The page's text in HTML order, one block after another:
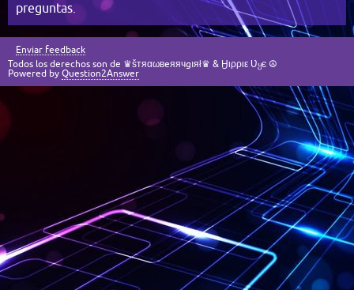
preguntas.
Enviar feedback
Todos los derechos son de ♛šтяαωвeяячgıяł♛ & Ӈιρριε Ʋყє ☮
Powered by Question2Answer